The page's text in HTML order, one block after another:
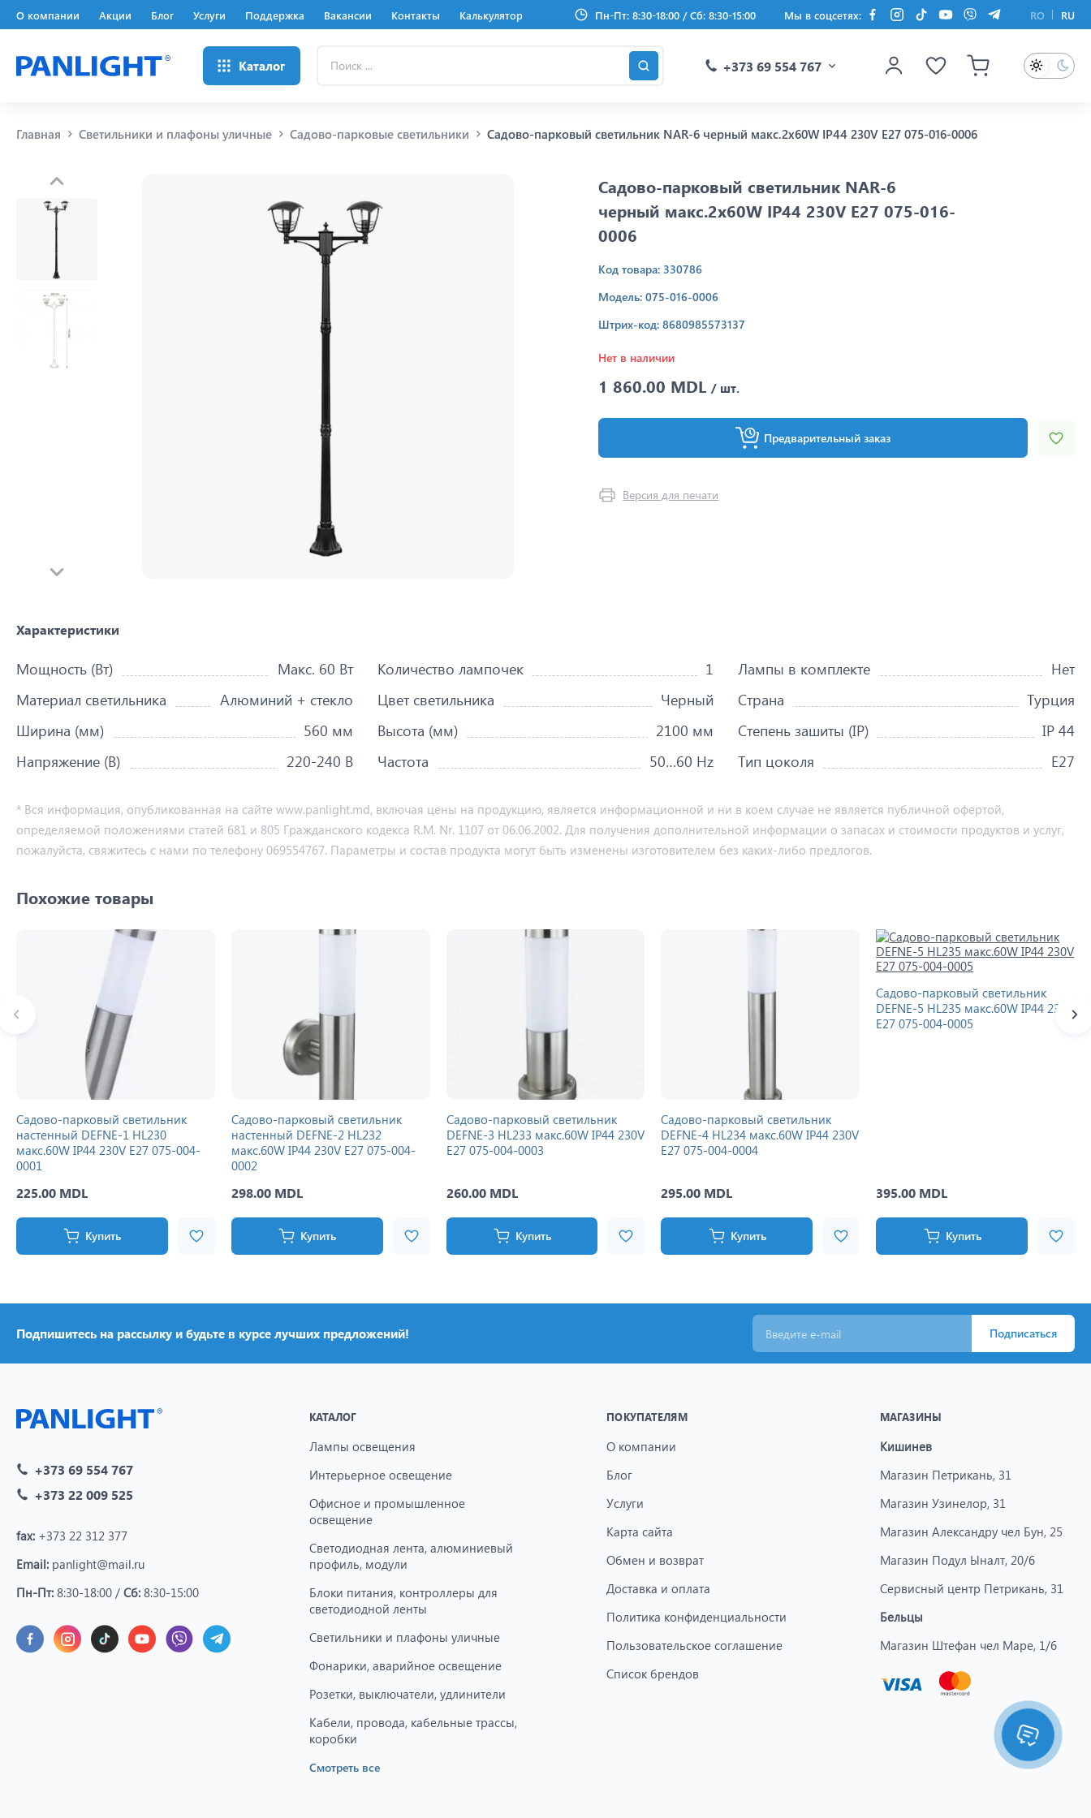
О компании Акции Блог Услуги Поддержка Вакансии Контакты Калькулятор Пн-Пт: 8:30-18:00 / Сб: 8:30-15:00 Мы в соцсетях: RO RU
Каталог +373 69 554 767
Главная Светильники и плафоны уличные Садово-парковые светильники Садово-парковый светильник NAR-6 черный макс.2x60W IP44 230V E27 075-016-0006
Садово-парковый светильник NAR-6
черный макс.2x60W IP44 230V E27 075-016-
0006
Код товара: 330786
Модель: 075-016-0006
Штрих-код: 8680985573137
Нет в наличии
1 860.00 MDL/ шт.
Предварительный заказ
Версия для печати
Характеристики
Мощность (Вт) Макс. 60 Вт Количество лампочек 1 Лампы в комплекте
Нет
Материал светильника
Алюминий + стекло Цвет светильника Черный Страна
Турция
Ширина (мм)
560 мм Высота (мм) 2100 мм Степень зашиты (IP)
IP 44
Напряжение (В)
220-240 В Частота 50…60 Hz Тип цоколя Е27
* Вся информация, опубликованная на сайте www.panlight.md, включая цены на продукцию, является информационной и ни в коем случае не является публичной офертой,
определяемой положениями статей 681 и 805 Гражданского кодекса R.M. Nr. 1107 от 06.06.2002. Для получения дополнительной информации о запасах и стоимости продуктов и услуг,
пожалуйста, свяжитесь с нами по телефону 069554767. Параметры и состав продукта могут быть изменены изготовителем без каких-либо предлогов.
Похожие товары
Садово-парковый светильник
настенный DEFNE-1 HL230
макс.60W IP44 230V E27 075-004-
0001
225.00 MDL
Купить
Садово-парковый светильник
настенный DEFNE-2 HL232
макс.60W IP44 230V E27 075-004-
0002
298.00 MDL
Купить
Садово-парковый светильник
DEFNE-3 HL233 макс.60W IP44 230V
E27 075-004-0003
260.00 MDL
Купить
Садово-парковый светильник
DEFNE-4 HL234 макс.60W IP44 230V
E27 075-004-0004
295.00 MDL
Купить
Садово-парковый светильник
DEFNE-5 HL235 макс.60W IP44 230V
E27 075-004-0005
395.00 MDL
Купить
Подпишитесь на рассылку и будьте в курсе лучших предложений! Подписаться
+373 69 554 767
+373 22 009 525
fax: +373 22 312 377
Email: panlight@mail.ru
Пн-Пт: 8:30-18:00 / Сб: 8:30-15:00
КАТАЛОГ
Лампы освещения
Интерьерное освещение
Офисное и промышленное
освещение
Светодиодная лента, алюминиевый
профиль, модули
Блоки питания, контроллеры для
светодиодной ленты
Светильники и плафоны уличные
Фонарики, аварийное освещение
Розетки, выключатели, удлинители
Кабели, провода, кабельные трассы,
коробки
Смотреть все
ПОКУПАТЕЛЯМ
О компании
Блог
Услуги
Карта сайта
Обмен и возврат
Доставка и оплата
Политика конфиденциальности
Пользовательское соглашение
Список брендов
МАГАЗИНЫ
Кишинев
Магазин Петрикань, 31
Магазин Узинелор, 31
Магазин Александру чел Бун, 25
Магазин Подул Ыналт, 20/6
Сервисный центр Петрикань, 31
Бельцы
Магазин Штефан чел Маре, 1/6